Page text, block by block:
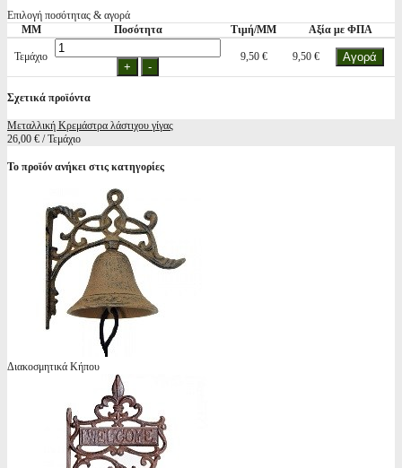
Επιλογή ποσότητας & αγορά
ΜΜ
Ποσότητα Τιμή/ΜΜ Αξία με ΦΠΑ
Τεμάχιο 9,50 € 9,50 €
Σχετικά προϊόντα
Μεταλλική Κρεμάστρα λάστιχου γίγας
26,00 € / Τεμάχιο
Το προϊόν ανήκει στις κατηγορίες
Διακοσμητικά Κήπου